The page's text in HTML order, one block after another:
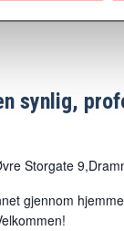
synlig,
Storgate
gjennom